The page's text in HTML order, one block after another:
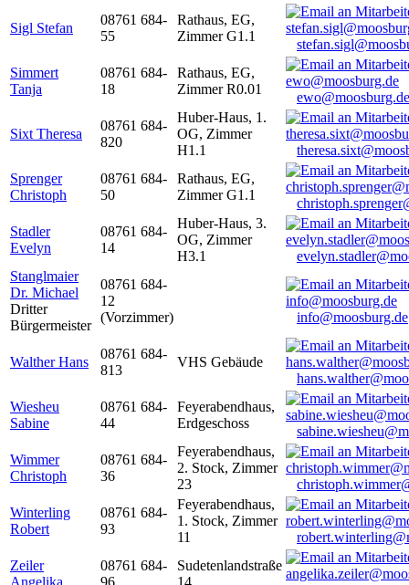
Sigl Stefan
08761 684-
55
Rathaus, EG,
Zimmer G1.1
Simmert
Tanja
08761 684-
18
Rathaus, EG,
Zimmer R0.01
ewo@moosburg.de
Sixt Theresa
08761 684-
820
Huber-Haus, 1.
OG, Zimmer
H1.1
Sprenger
Christoph
08761 684-
50
Rathaus, EG,
Zimmer G1.1
Stadler
Evelyn
08761 684-
14
Huber-Haus, 3.
OG, Zimmer
H3.1
Stanglmaier
Dr. Michael
Dritter
Bürgermeister
08761 684-
12
(Vorzimmer)
info@moosburg.de
Walther Hans
08761 684-
813
VHS Gebäude
Wiesheu
Sabine
08761 684-
44
Feyerabendhaus,
Erdgeschoss
Wimmer
Christoph
08761 684-
36
Feyerabendhaus,
2. Stock, Zimmer
23
Winterling
Robert
08761 684-
93
Feyerabendhaus,
1. Stock, Zimmer
11
Zeiler
Angelika
08761 684-
96
Sudetenlandstraße
14